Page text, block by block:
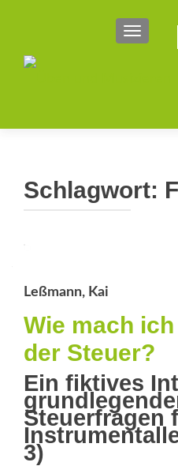
Schlagwort:
Leßmann, Kai
Wie mach
der Steuer?
Ein fiktives
Steuerfragen
3)